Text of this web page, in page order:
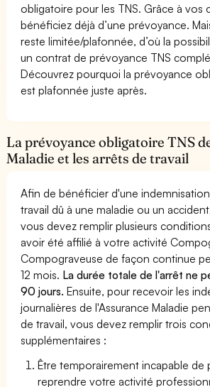
obligatoire pour les TNS. Grâce à vos
bénéficiez déjà d’une prévoyance.
reste limitée/plafonnée, d’où la
un contrat de prévoyance TNS
Découvrez pourquoi la prévoyance
est plafonnée juste après.
La prévoyance obligatoire TNS
Maladie et les arrêts de travail
Afin de bénéficier d'une
travail dû à une maladie ou un
vous devez remplir plusieurs
avoir été affilié à votre activité
Compograveuse de façon continue
12 mois. La durée totale de l'arrêt ne
90 jours. Ensuite, pour recevoir les
journalières de l'Assurance Maladie
de travail, vous devez remplir trois
supplémentaires :
Être temporairement incapable de
reprendre votre activité